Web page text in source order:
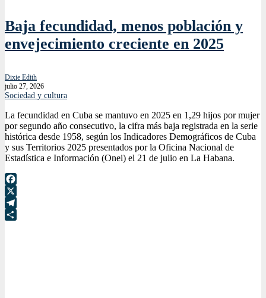
Baja fecundidad, menos población y
envejecimiento creciente en 2025
Dixie Edith
julio 27, 2026
Sociedad y cultura
La fecundidad en Cuba se mantuvo en 2025 en 1,29 hijos por mujer
por segundo año consecutivo, la cifra más baja registrada en la serie
histórica desde 1958, según los Indicadores Demográficos de Cuba
y sus Territorios 2025 presentados por la Oficina Nacional de
Estadística e Información (Onei) el 21 de julio en La Habana.
Facebook
X
Telegram